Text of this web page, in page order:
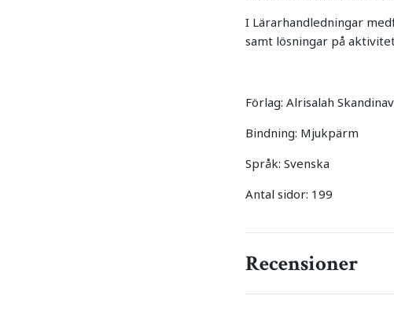
I Lärarhandledningar
samt lösningar på
Förlag: Alrisalah
Bindning: Mjukpärm
Språk: Svenska
Antal sidor: 199
Recensioner